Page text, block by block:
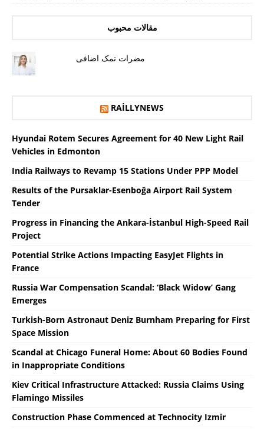
مقالات محبوب
مضرات نمک اضافی
RAILLYNEWS
Hyundai Rotem Secures Agreement for 40 New Light Rail
Vehicles in Edmonton
India Railways to Revamp 15 Stations Under PPP Model
Results of the Pursaklar-Esenboğa Airport Rail System
Tender
Progress in Financing the Ankara-İstanbul High-Speed ​​Rail
Project
Potential Strike Actions Impacting EasyJet Flights in
France
Russia War Compensation Scandal: ‘Black Widow’ Gang
Emerges
Turkish-Born Astronaut Deniz Burnham Preparing for First
Space Mission
Scandal at Chicago Funeral Home: About 60 Bodies Found
in Inappropriate Conditions
Kiev Critical Infrastructure Attacked: Russia Claims Using
Flamingo Missiles
Construction Phase Commenced at Technocity Izmir